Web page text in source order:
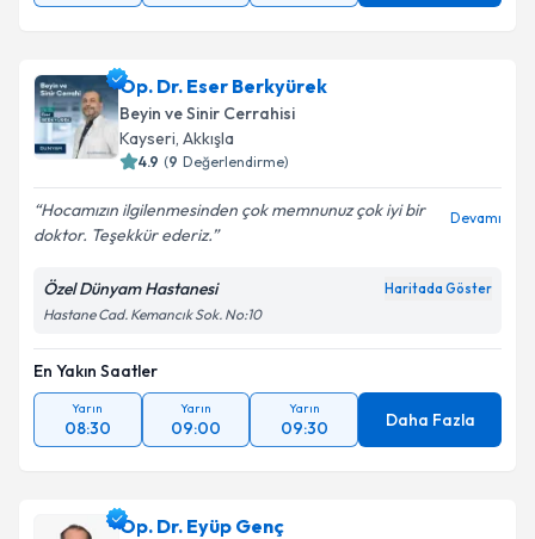
Op. Dr. Eser Berkyürek
Beyin ve Sinir Cerrahisi
Kayseri, Akkışla
4.9 (9 Değerlendirme)
Hocamızın ilgilenmesinden çok memnunuz çok iyi bir
doktor. Teşekkür ederiz.
Devamı
Özel Dünyam Hastanesi Haritada Göster
Hastane Cad. Kemancık Sok. No:10
En Yakın Saatler
Yarın
08:30
Yarın
09:00
Yarın
09:30 Daha Fazla
Op. Dr. Eyüp Genç